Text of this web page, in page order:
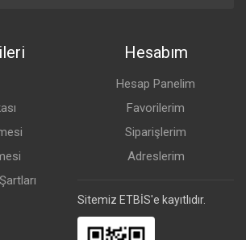
Hesabım
Hesap Panelim
Favorilerim
Siparişlerim
Adreslerim
Sitemiz ETBİS'e kayıtlıdır.